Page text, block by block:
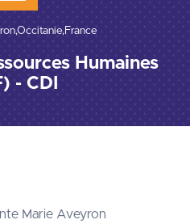
Humaines
- CDI
Marie Aveyron